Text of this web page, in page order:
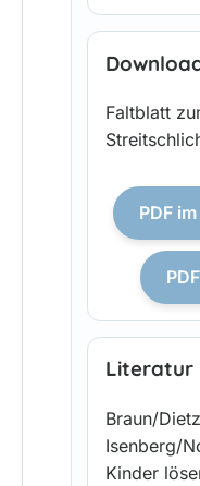
Faltblatt
PDF
Literatur
Braun/
Isenberg/
Kinder